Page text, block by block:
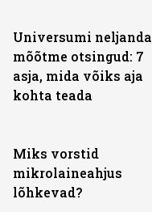
Universumi neljanda
mõõtme otsingud: 7
asja, mida võiks aja
kohta teada
Miks vorstid
mikrolaineahjus
lõhkevad?